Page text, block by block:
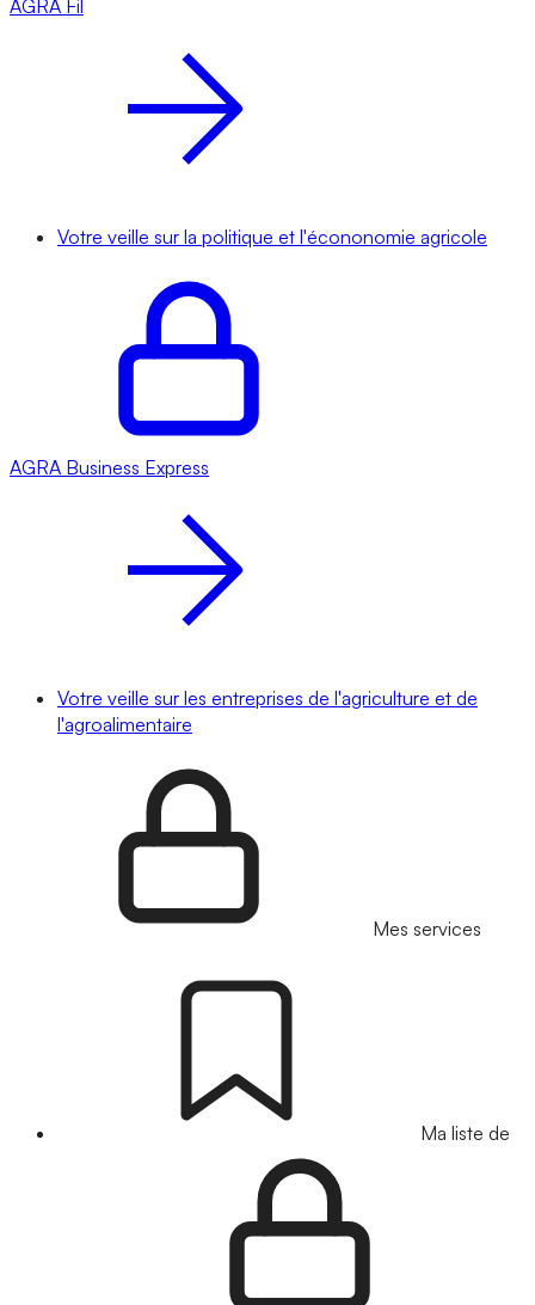
AGRA Fil
Votre veille sur la politique et l'écononomie agricole
AGRA Business Express
Votre veille sur les entreprises de l'agriculture et de
l'agroalimentaire
Mes services
Ma liste de